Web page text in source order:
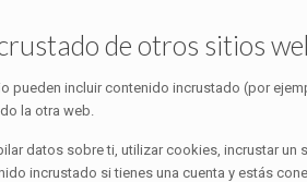
de otros sitios
pueden incluir contenido incrustado (por
la otra web.
datos sobre ti, utilizar cookies, incrustar
incrustado si tienes una cuenta y estás